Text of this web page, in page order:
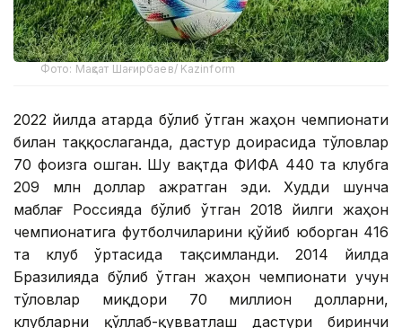
Фото: Мақсат Шағирбаев/ Kazinform
2022 йилда Қатарда бўлиб ўтган жаҳон чемпионати
билан таққослаганда, дастур доирасида тўловлар
70 фоизга ошган. Шу вақтда ФИФА 440 та клубга
209 млн доллар ажратган эди. Худди шунча
маблағ Россияда бўлиб ўтган 2018 йилги жаҳон
чемпионатига футболчиларини қўйиб юборган 416
та клуб ўртасида тақсимланди. 2014 йилда
Бразилияда бўлиб ўтган жаҳон чемпионати учун
тўловлар миқдори 70 миллион долларни,
клубларни қўллаб-қувватлаш дастури биринчи